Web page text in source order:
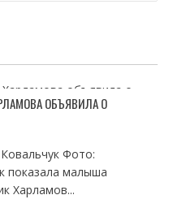
ОБЪЯВИЛА О
Фото:
показала малыша
Харламов...